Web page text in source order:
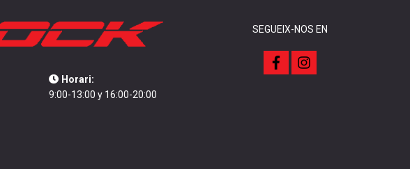
Horari:
9:00-13:00 y 16:00-20:00
SEGUEIX-NOS EN
f
a
i
n